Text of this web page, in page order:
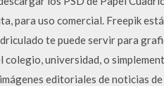
para uso comercial. Freepik
te puede servir para
colegio, universidad, o
editoriales de noticias